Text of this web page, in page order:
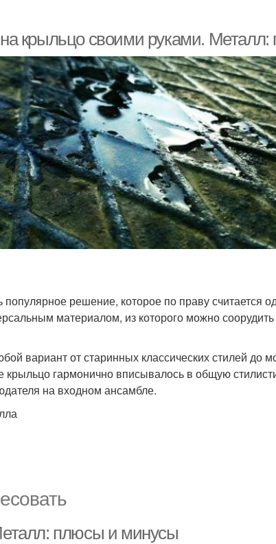
крыльцо своими руками.
популярное решение, которое по праву считается
материалом, из которого можно
вариант от старинных классических стилей до
гармонично вписывалось в общую
на входном ансамбле.
плюсы и минусы